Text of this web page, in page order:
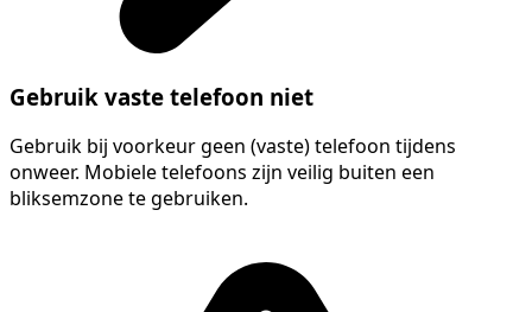
Gebruik vaste telefoon niet
Gebruik bij voorkeur geen (vaste) telefoon tijdens
onweer. Mobiele telefoons zijn veilig buiten een
bliksemzone te gebruiken.